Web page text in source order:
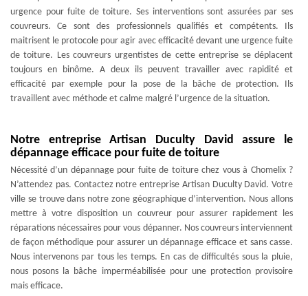
urgence pour fuite de toiture. Ses interventions sont assurées par ses
couvreurs. Ce sont des professionnels qualifiés et compétents. Ils
maitrisent le protocole pour agir avec efficacité devant une urgence fuite
de toiture. Les couvreurs urgentistes de cette entreprise se déplacent
toujours en binôme. A deux ils peuvent travailler avec rapidité et
efficacité par exemple pour la pose de la bâche de protection. Ils
travaillent avec méthode et calme malgré l’urgence de la situation.
Notre entreprise Artisan Duculty David assure le
dépannage efficace pour fuite de toiture
Nécessité d’un dépannage pour fuite de toiture chez vous à Chomelix ?
N’attendez pas. Contactez notre entreprise Artisan Duculty David. Votre
ville se trouve dans notre zone géographique d’intervention. Nous allons
mettre à votre disposition un couvreur pour assurer rapidement les
réparations nécessaires pour vous dépanner. Nos couvreurs interviennent
de façon méthodique pour assurer un dépannage efficace et sans casse.
Nous intervenons par tous les temps. En cas de difficultés sous la pluie,
nous posons la bâche imperméabilisée pour une protection provisoire
mais efficace.